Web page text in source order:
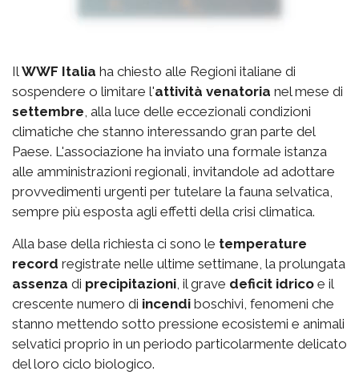
IlWWF Italia ha chiesto alle Regioni italiane di
sospendere o limitare l'attività venatoria nel mese di
settembre, alla luce delle eccezionali condizioni
climatiche che stanno interessando gran parte del
Paese. L'associazione ha inviato una formale istanza
alle amministrazioni regionali, invitandole ad adottare
provvedimenti urgenti per tutelare la fauna selvatica,
sempre più esposta agli effetti della crisi climatica.
Alla base della richiesta ci sono le temperature
record registrate nelle ultime settimane, la prolungata
assenza di precipitazioni, il grave deficit idrico e il
crescente numero di incendi boschivi, fenomeni che
stanno mettendo sotto pressione ecosistemi e animali
selvatici proprio in un periodo particolarmente delicato
del loro ciclo biologico.